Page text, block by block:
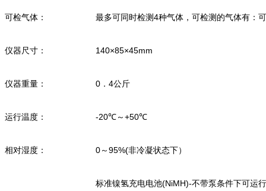
可检气体： 最多可同时检测4种气体，可检测的气体有：
仪器尺寸： 140×85×45mm
仪器重量： 0．4公斤
运行温度： -20℃～+50℃
相对湿度： 0～95%(非冷凝状态下）
标准镍氢充电电池(NiMH)-不带泵条件下可运